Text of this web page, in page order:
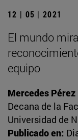
12 | 05 | 2021
El mundo
equipo
Mercedes
Decana de la
Universidad de
Publicado en: